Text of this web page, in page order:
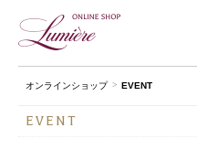
オンラインショップ EVENT
EVENT